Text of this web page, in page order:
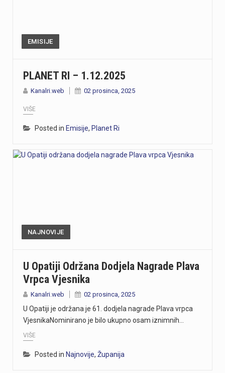
EMISIJE
PLANET RI – 1.12.2025
Kanalri.web 02 prosinca, 2025
VIŠE
Posted in Emisije, Planet Ri
NAJNOVIJE
U Opatiji Održana Dodjela Nagrade Plava
Vrpca Vjesnika
Kanalri.web 02 prosinca, 2025
U Opatiji je održana je 61. dodjela nagrade Plava vrpca
VjesnikaNominirano je bilo ukupno osam iznimnih…
VIŠE
Posted in Najnovije, Županija